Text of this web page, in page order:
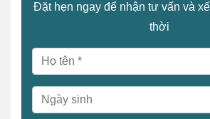
Đặt hẹn ngay để nhận tư vấn và
thời